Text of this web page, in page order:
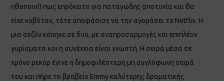
ηθοποιοί) πως επρόκειτο για παταγώδης αποτυχία και θα
είχε κοβόταν, τότε αποφάσισε να την αγοράσει το Netflix. Η
μια σεζόν κόπηκε σε δυο, με αναπροσαρμογές και επιπλέον
γυρίσματα και η συνέχεια είναι γνωστή. Η σειρά μέσα σε
χρόνο ρεκόρ έγινε η δημοφιλέστερη μη αγγλόφωνη σειρά
του και πήρε το βραβείο Emmy καλύτερης δραματικής